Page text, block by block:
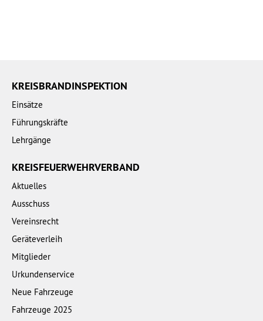
KREISBRANDINSPEKTION
Einsätze
Führungskräfte
Lehrgänge
KREISFEUERWEHRVERBAND
Aktuelles
Ausschuss
Vereinsrecht
Geräteverleih
Mitglieder
Urkundenservice
Neue Fahrzeuge
Fahrzeuge 2025